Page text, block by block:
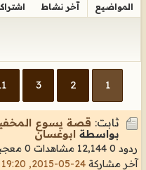
المواضيع آخر نشاط
1
2
3
ثابت: قصة يسوع
بواسطة ابوغسان
ردود 0 12,144 مشاهدات
0 معجبون
آخر مشاركة 24-05-2015, 19:20